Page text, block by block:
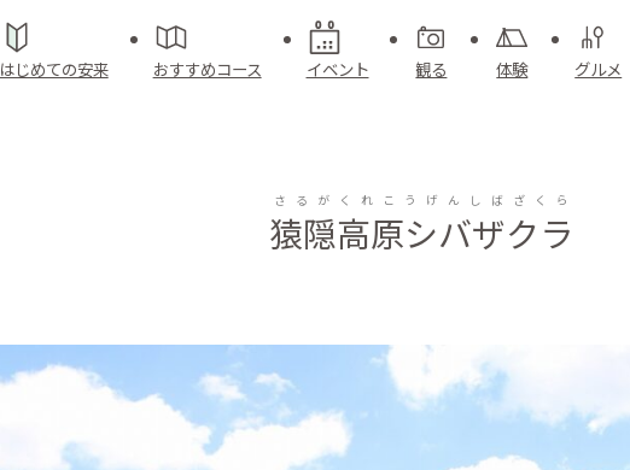
はじめての安来 おすすめコース イベント 観る 体験 グルメ
猿隠高原シバザクラ
さるがくれこうげんしばざくら